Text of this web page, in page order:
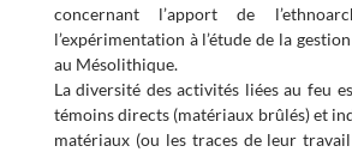
concernant l’apport de
l’expérimentation à l’étude de la
au Mésolithique.
La diversité des activités liées au feu
témoins directs (matériaux brûlés) et
matériaux (ou les traces de leur